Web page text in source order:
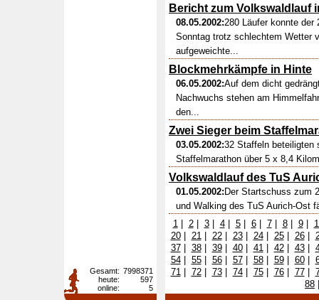
Bericht zum Volkswaldlauf
08.05.2002:280 Läufer konnte der
Sonntag trotz schlechtem Wetter
aufgeweichte...
Blockmehrkämpfe in Hinte
06.05.2002:Auf dem dicht
Nachwuchs stehen am
den...
Zwei Sieger beim
03.05.2002:32 Staffeln beteiligten
Staffelmarathon über 5 x 8,4
Volkswaldlauf des TuS
01.05.2002: Der Startschuss zum
und Walking des TuS Aurich-Ost
1| 2| 3| 4| 5| 6| 7| 8| 9|
20| 21| 22| 23| 24| 25| 26|
37| 38| 39| 40| 41| 42| 43|
54| 55| 56| 57| 58| 59| 60|
71| 72| 73| 74| 75| 76| 77|
88
Gesamt: 7998371
heute:
597
online:
5